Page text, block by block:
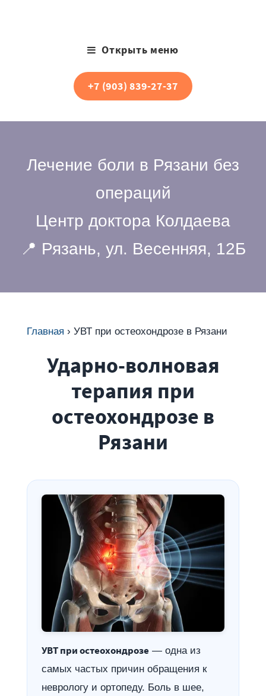
Открыть меню
+7 (903) 839-27-37
Лечение боли в Рязани без
операций
Центр доктора Колдаева
📍 Рязань, ул. Весенняя, 12Б
Главная › УВТ при остеохондрозе в Рязани
Ударно-волновая
терапия при
остеохондрозе в
Рязани
УВТ при остеохондрозе— одна из
самых частых причин обращения к
неврологу и ортопеду. Боль в шее,